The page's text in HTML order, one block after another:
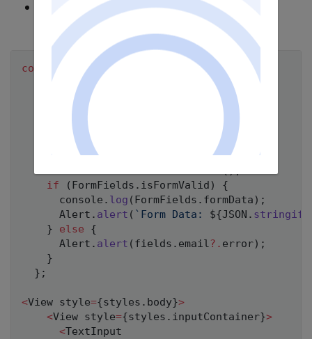
Mỗi lần Input thay đổi thì FormField sẽ
được cập nhật lại gía trị mới nhất.
const onChangeText string =>
if
fields
      fields
;
const onValidation
    FormFields
if
( FormFields . isFormValid )
{
      console
. log ( FormFields . formData ) ;
      Alert
. alert ( ` Form Data: ${JSON . stringify
}
else
{
      Alert
. alert ( fields . email?. error) ;
}
} ;
<View style={styles . body}>
<View style={styles . inputContainer}>
<TextInput